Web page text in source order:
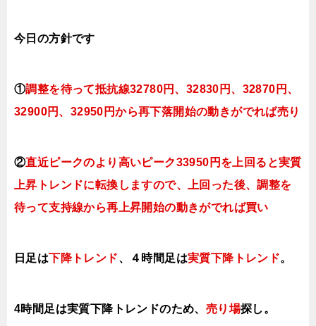
今日 の方針です
①調整を待って抵抗線32780円、32830円、32870円、
32900円、32950円から再下落開始の動きがでれば売り
②直近ピークのより高いピーク33950円を上回ると実質
上昇トレンドに転換し ますので、上回った後、調整を
待って支持線から再上昇開始の動きがでれば買い
日足は下降トレンド、４時間足は実質下降トレンド。
4時間足は実質下降トレンドのため、 売り場探し。